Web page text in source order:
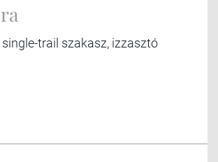
trail szakasz, izzasztó